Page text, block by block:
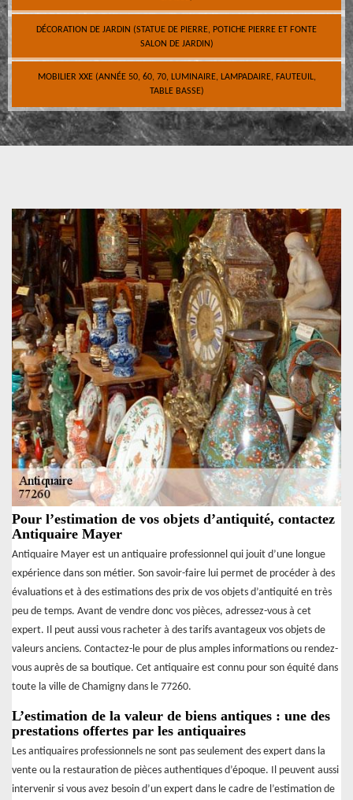
DÉCORATION DE JARDIN (STATUE DE PIERRE, POTICHE PIERRE ET FONTE
SALON DE JARDIN)
MOBILIER XXE (ANNÉE 50, 60, 70, LUMINAIRE, LAMPADAIRE, FAUTEUIL,
TABLE BASSE)
Pour l’estimation de vos objets d’antiquité, contactez
Antiquaire Mayer
Antiquaire Mayer est un antiquaire professionnel qui jouit d’une longue
expérience dans son métier. Son savoir-faire lui permet de procéder à des
évaluations et à des estimations des prix de vos objets d’antiquité en très
peu de temps. Avant de vendre donc vos pièces, adressez-vous à cet
expert. Il peut aussi vous racheter à des tarifs avantageux vos objets de
valeurs anciens. Contactez-le pour de plus amples informations ou rendez-
vous auprès de sa boutique. Cet antiquaire est connu pour son équité dans
toute la ville de Chamigny dans le 77260.
L’estimation de la valeur de biens antiques : une des
prestations offertes par les antiquaires
Les antiquaires professionnels ne sont pas seulement des expert dans la
vente ou la restauration de pièces authentiques d’époque. Il peuvent aussi
intervenir si vous avez besoin d’un expert dans le cadre de l’estimation de